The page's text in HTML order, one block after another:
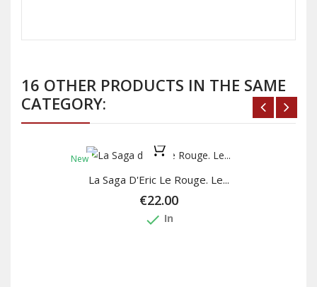
16 OTHER PRODUCTS IN THE SAME
CATEGORY:
New
La Saga D'Eric Le Rouge. Le...
€22.00
done In